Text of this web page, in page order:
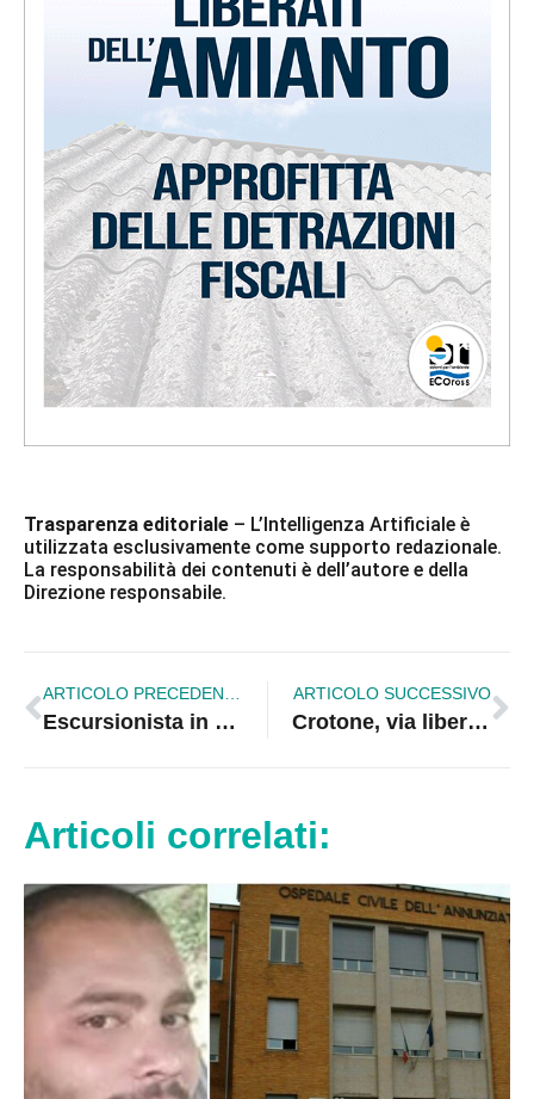
Trasparenza editoriale – L’Intelligenza Artificiale è
utilizzata esclusivamente come supporto redazionale.
La responsabilità dei contenuti è dell’autore e della
Direzione responsabile.
Escursionista in difficoltà sul Pollino, recuperato con il verricello
ARTICOLO SUCCESSIVO
Crotone, via libera al polo del porto: investimento da 10 milioni nell’ex Sensi
Articoli correlati: